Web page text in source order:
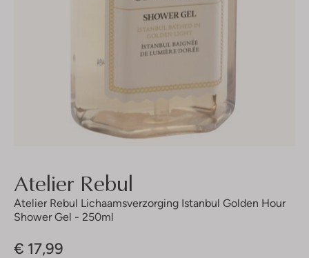
Atelier Rebul
Atelier Rebul Lichaamsverzorging Istanbul Golden Hour
Shower Gel - 250ml
€ 17,99